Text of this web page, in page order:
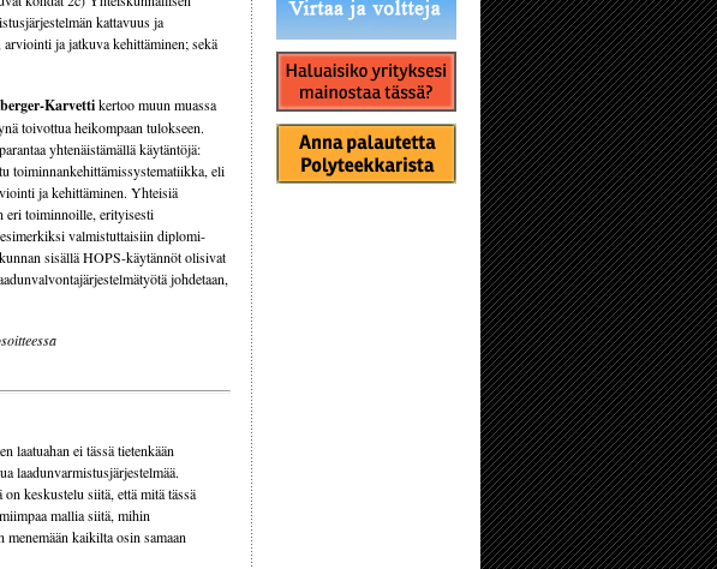
kattavuus ja
ja jatkuva kehittäminen; sekä
Karvettikertoo muun muassa
toivottua heikompaan tulokseen.
yhtenäistämällä käytäntöjä:
toiminnankehittämissystematiikka, eli
ja kehittäminen. Yhteisiä
eri toiminnoille, erityisesti
valmistuttaisiin diplomi-
sisällä HOPS-käytännöt olisivat
johdetaan,
ei tässä tietenkään
laadunvarmistusjärjestelmää.
keskustelu siitä, että mitä tässä
mallia siitä, mihin
menemään kaikilta osin samaan